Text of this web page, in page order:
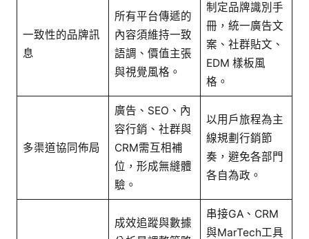
一致性的品牌訊
息
所有平台傳遞的
內容須維持一致
語調、價值主張
與視覺風格。
制定品牌識別手
冊，統一廣告文
案、社群貼文、
EDM 樣板風
格。
多渠道協同佈局
廣告、SEO、內
容行銷、社群與
CRM需互相補
位，形成無縫體
驗。
以用戶旅程為主
線規劃行銷節
奏，避免各部門
各自為政。
成效追蹤與數據
串接GA、CRM
與MarTech工具